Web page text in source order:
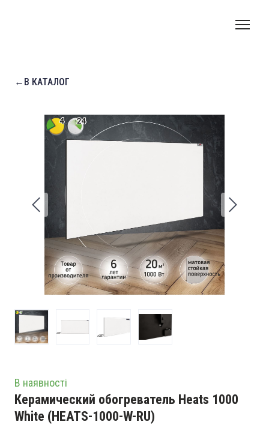
←В КАТАЛОГ
В наявності
Керамический обогреватель Heats 1000
White (HEATS-1000-W-RU)